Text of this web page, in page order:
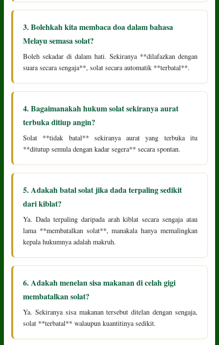
3. Bolehkah kita membaca doa dalam bahasa
Melayu semasa solat?
Boleh sekadar di dalam hati. Sekiranya **dilafazkan dengan
suara secara sengaja**, solat secara automatik **terbatal**.
4. Bagaimanakah hukum solat sekiranya aurat
terbuka ditiup angin?
Solat **tidak batal** sekiranya aurat yang terbuka itu
**ditutup semula dengan kadar segera** secara spontan.
5. Adakah batal solat jika dada terpaling sedikit
dari kiblat?
Ya. Dada terpaling daripada arah kiblat secara sengaja atau
lama **membatalkan solat**, manakala hanya memalingkan
kepala hukumnya adalah makruh.
6. Adakah menelan sisa makanan di celah gigi
membatalkan solat?
Ya. Sekiranya sisa makanan tersebut ditelan dengan sengaja,
solat **terbatal** walaupun kuantitinya sedikit.